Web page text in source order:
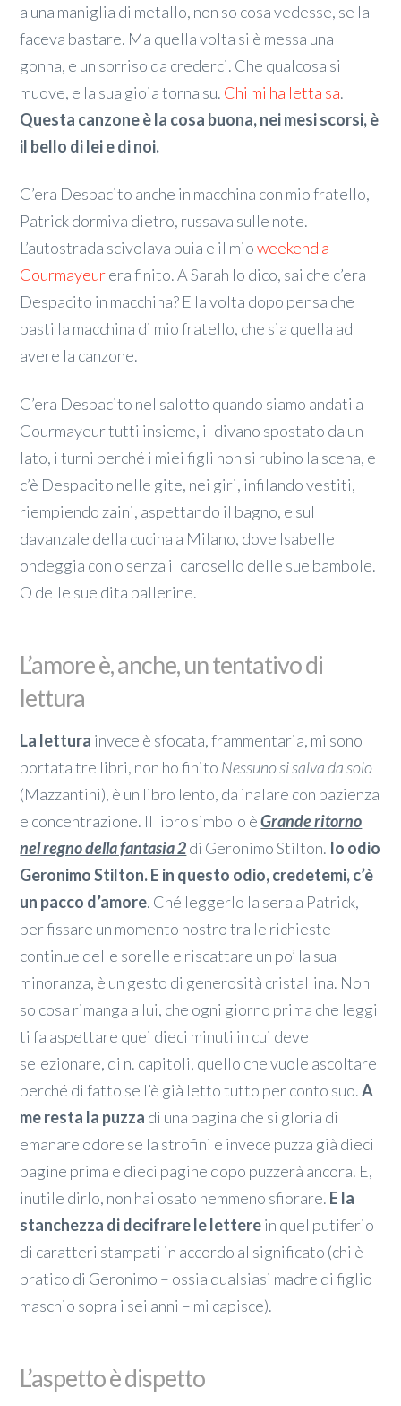
a una maniglia di metallo, non so cosa vedesse, se la
faceva bastare. Ma quella volta si è messa una
gonna, e un sorriso da crederci. Che qualcosa si
muove, e la sua gioia torna su. Chi mi ha letta sa.
Questa canzone è la cosa buona, nei mesi scorsi, è
il bello di lei e di noi.
C’era Despacito anche in macchina con mio fratello,
Patrick dormiva dietro, russava sulle note.
L’autostrada scivolava buia e il mioweekend a
Courmayeurera finito. A Sarah lo dico, sai che c’era
Despacito in macchina? E la volta dopo pensa che
basti la macchina di mio fratello, che sia quella ad
avere la canzone.
C’era Despacito nel salotto quando siamo andati a
Courmayeur tutti insieme, il divano spostato da un
lato, i turni perché i miei figli non si rubino la scena, e
c’è Despacito nelle gite, nei giri, infilando vestiti,
riempiendo zaini, aspettando il bagno, e sul
davanzale della cucina a Milano, dove Isabelle
ondeggia con o senza il carosello delle sue bambole.
O delle sue dita ballerine.
L’amore è, anche, un tentativo di
lettura
La lettura invece è sfocata, frammentaria, mi sono
portata tre libri, non ho finito Nessuno si salva da solo
(Mazzantini), è un libro lento, da inalare con pazienza
e concentrazione. Il libro simbolo èGrande ritorno
nel regno della fantasia 2di Geronimo Stilton. Io odio
Geronimo Stilton. E in questo odio, credetemi, c’è
un pacco d’amore. Ché leggerlo la sera a Patrick,
per fissare un momento nostro tra le richieste
continue delle sorelle e riscattare un po’ la sua
minoranza, è un gesto di generosità cristallina. Non
so cosa rimanga a lui, che ogni giorno prima che leggi
ti fa aspettare quei dieci minuti in cui deve
selezionare, di n. capitoli, quello che vuole ascoltare
perché di fatto se l’è già letto tutto per conto suo.A
me resta la puzza di una pagina che si gloria di
emanare odore se la strofini e invece puzza già dieci
pagine prima e dieci pagine dopo puzzerà ancora. E,
inutile dirlo, non hai osato nemmeno sfiorare. E la
stanchezza di decifrare le letterein quel putiferio
di caratteri stampati in accordo al significato (chi è
pratico di Geronimo – ossia qualsiasi madre di figlio
maschio sopra i sei anni – mi capisce).
L’aspetto è dispetto